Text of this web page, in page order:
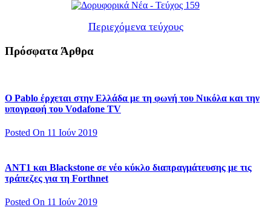
Περιεχόμενα τεύχους
Πρόσφατα Άρθρα
Ο Pablo έρχεται στην Ελλάδα με τη φωνή του Νικόλα και την
υπογραφή του Vodafone TV
Posted On 11 Ιούν 2019
ΑΝΤ1 και Blackstone σε νέο κύκλο διαπραγμάτευσης με τις
τράπεζες για τη Forthnet
Posted On 11 Ιούν 2019